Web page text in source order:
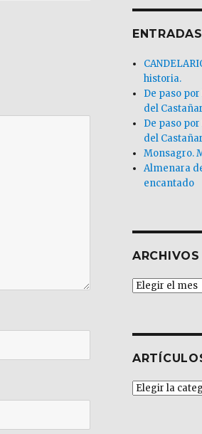
historia.
De paso
del
De paso
del
Monsagro.
Almenara
encantado
ARCHIVOS
Archivos
Artículos